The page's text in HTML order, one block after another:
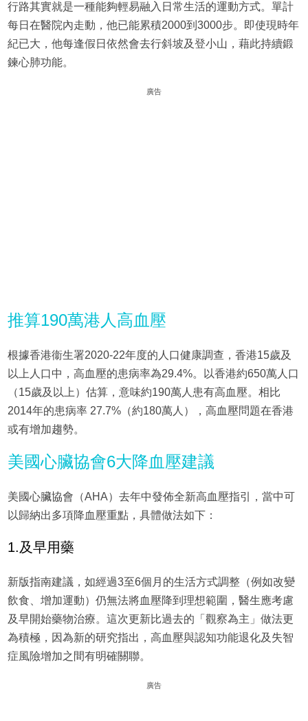
行路其實就是一種能夠輕易融入日常生活的運動方式。單計
每日在醫院內走動，他已能累積2000到3000步。即使現時年
紀已大，他每逢假日依然會去行斜坡及登小山，藉此持續鍛
鍊心肺功能。
廣告
推算190萬港人高血壓
根據香港衞生署2020-22年度的人口健康調查，香港15歲及
以上人口中，高血壓的患病率為29.4%。以香港約650萬人口
（15歲及以上）估算，意味約190萬人患有高血壓。相比
2014年的患病率 27.7%（約180萬人），高血壓問題在香港
或有增加趨勢。
美國心臟協會6大降血壓建議
美國心臟協會（AHA）去年中發佈全新高血壓指引，當中可
以歸納出多項降血壓重點，具體做法如下：
1.及早用藥
新版指南建議，如經過3至6個月的生活方式調整（例如改變
飲食、增加運動）仍無法將血壓降到理想範圍，醫生應考慮
及早開始藥物治療。這次更新比過去的「觀察為主」做法更
為積極，因為新的研究指出，高血壓與認知功能退化及失智
症風險增加之間有明確關聯。
廣告